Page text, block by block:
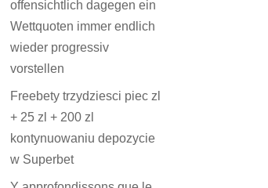
offensichtlich dagegen ein
Wettquoten immer endlich
wieder progressiv
vorstellen
Freebety trzydziesci piec zl
+ 25 zl + 200 zl
kontynuowaniu depozycie
w Superbet